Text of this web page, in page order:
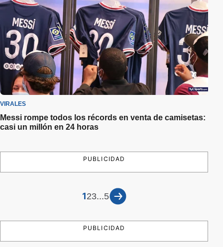
VIRALES
Messi rompe todos los récords en venta de camisetas:
casi un millón en 24 horas
PUBLICIDAD
123...5
PUBLICIDAD